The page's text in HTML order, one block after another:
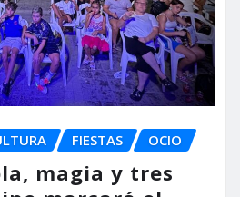
FIESTAS OCIO
magia y tres